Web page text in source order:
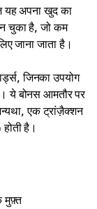
यह अपना खुद का
चुका है, जो कम
जाना जाता है।
जिनका उपयोग
ये बोनस आमतौर पर
एक ट्रांज़ैक्शन
है।
मुफ़्त